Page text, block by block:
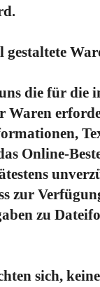
die für die
Waren
Online-
zur
zu
sich,